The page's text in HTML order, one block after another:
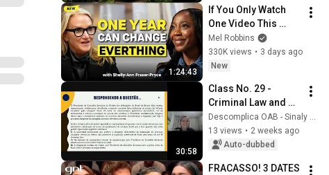
1:24:43
If You Only Watch
One Video This
Week, Make It This
One
Mel Robbins
330K views • 3 days ago
New
30:58
Class No. 29 -
Criminal Law and
Ethics
Descomplica OAB - Sinaly Monteiro
13 views • 2 weeks ago
Auto-dubbed
FRACASSO! 3 DATES